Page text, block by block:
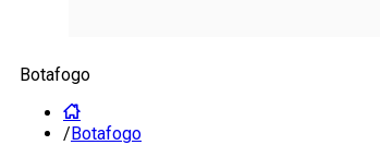
Botafogo
/Botafogo